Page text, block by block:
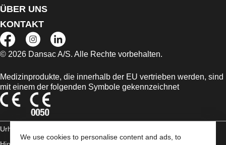
We use cookies to personalise content and ads, to
ÜBER UNS
KONTAKT
© 2026 Dansac A/S. Alle Rechte vorbehalten.
Medizinprodukte, die innerhalb der EU vertrieben werden, sind
mit einem der folgenden Symbole gekennzeichnet
Urheberrechts-